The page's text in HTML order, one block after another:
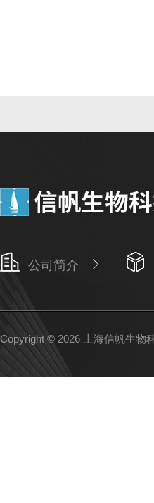
公司简介
Copyright © 2026 上海信帆生物